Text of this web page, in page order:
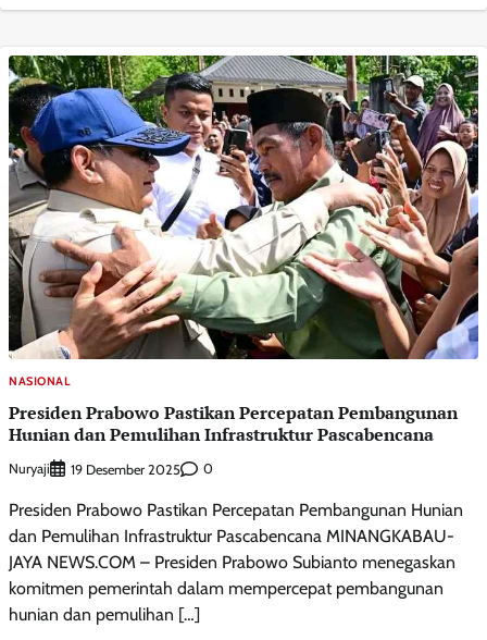
NASIONAL
Presiden Prabowo Pastikan Percepatan Pembangunan
Hunian dan Pemulihan Infrastruktur Pascabencana
Nuryaji 19 Desember 2025 0
Presiden Prabowo Pastikan Percepatan Pembangunan Hunian
dan Pemulihan Infrastruktur Pascabencana MINANGKABAU-
JAYA NEWS.COM – Presiden Prabowo Subianto menegaskan
komitmen pemerintah dalam mempercepat pembangunan
hunian dan pemulihan […]